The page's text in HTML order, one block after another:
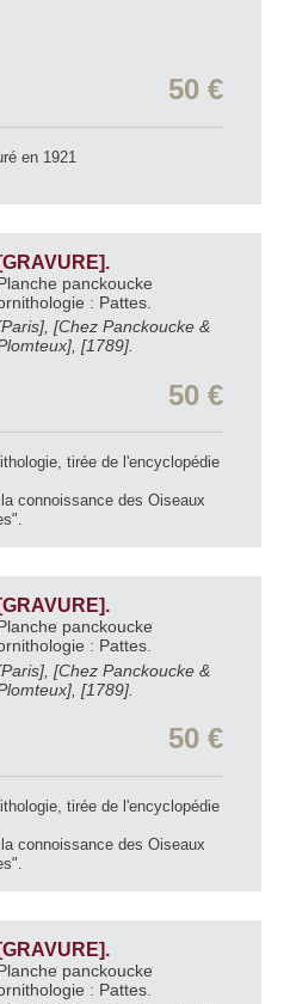
50 €
en 1921
[GRAVURE].
panckoucke
: Pattes.
[Chez Panckoucke &
[1789].
50 €
tirée de l'encyclopédie
connoissance des Oiseaux
[GRAVURE].
panckoucke
: Pattes.
[Chez Panckoucke &
[1789].
50 €
tirée de l'encyclopédie
connoissance des Oiseaux
[GRAVURE].
panckoucke
: Pattes.